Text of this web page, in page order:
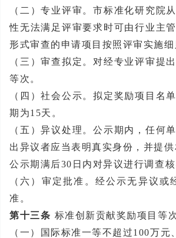
（二）专业评审。市标准化研究院
性无法满足评审要求时可由行业主
形式审查的申请项目按照评审实施
（三）审查拟定。对经专业评审提
等次。
（四）社会公示。拟定奖励项目名
期为15天。
（五）异议处理。公示期内，任何
出异议者应当表明真实身份，并提
公示期满后30日内对异议进行调查
（六）审定批准。经公示无异议
准。
第十三条 标准创新贡献奖励项目等
（一）国际标准一等不超过100万元